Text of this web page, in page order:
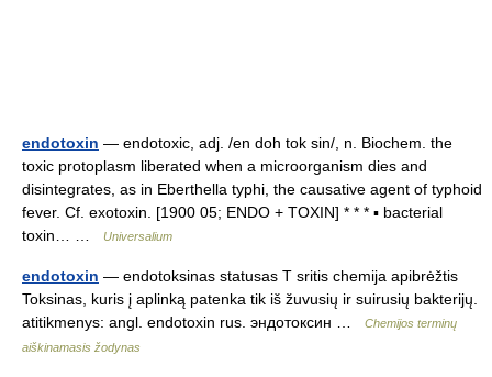
endotoxin — endotoxic, adj. /en doh tok sin/, n. Biochem. the
toxic protoplasm liberated when a microorganism dies and
disintegrates, as in Eberthella typhi, the causative agent of typhoid
fever. Cf. exotoxin. [1900 05; ENDO + TOXIN] * * * ▪ bacterial
toxin… …
Universalium
endotoxin — endotoksinas statusas T sritis chemija apibrėžtis
Toksinas, kuris į aplinką patenka tik iš žuvusių ir suirusių bakterijų.
atitikmenys: angl. endotoxin rus. эндотоксин …
Chemijos terminų
aiškinamasis žodynas